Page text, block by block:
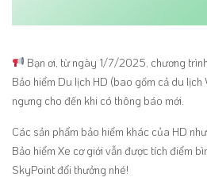
Bạn ơi, từ ngày 1/7/2025, chương
Bảo hiểm Du lịch HD (bao gồm cả du lịch
ngưng cho đến khi có thông báo mới.
Các sản phẩm bảo hiểm khác của HD
Bảo hiểm Xe cơ giới vẫn được tích điểm
SkyPoint đổi thưởng nhé!